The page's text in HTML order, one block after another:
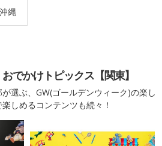
縄
でかけトピックス【関東】
選ぶ、GW(ゴールデンウィーク)の楽し
しめるコンテンツも続々！